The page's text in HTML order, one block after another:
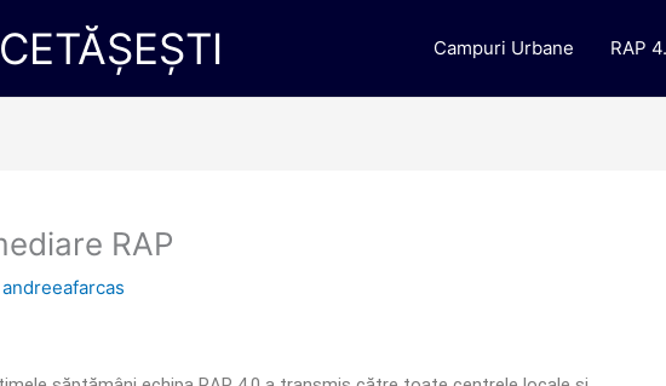
Campuri Urbane RAP
RAP
andreeafarcas